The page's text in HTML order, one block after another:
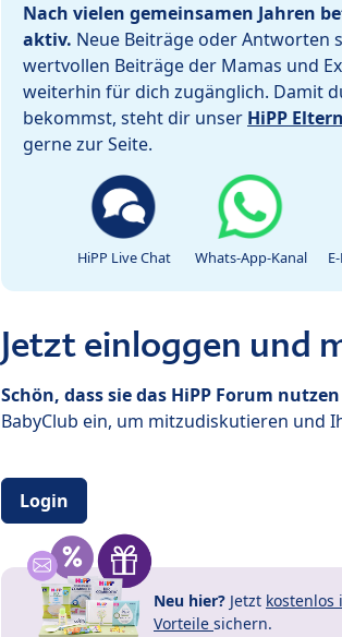
Nach vielen gemeinsamen Jahren
aktiv. Neue Beiträge oder Antworten
wertvollen Beiträge der Mamas und
weiterhin für dich zugänglich. Damit
bekommst, steht dir unser HiPP
gerne zur Seite.
HiPP Live Chat Whats-App-Kanal
Jetzt einloggen und
Schön, dass sie das HiPP Forum
BabyClub ein, um mitzudiskutieren und
Login
Neu hier? Jetzt kostenlos
Vorteile sichern.